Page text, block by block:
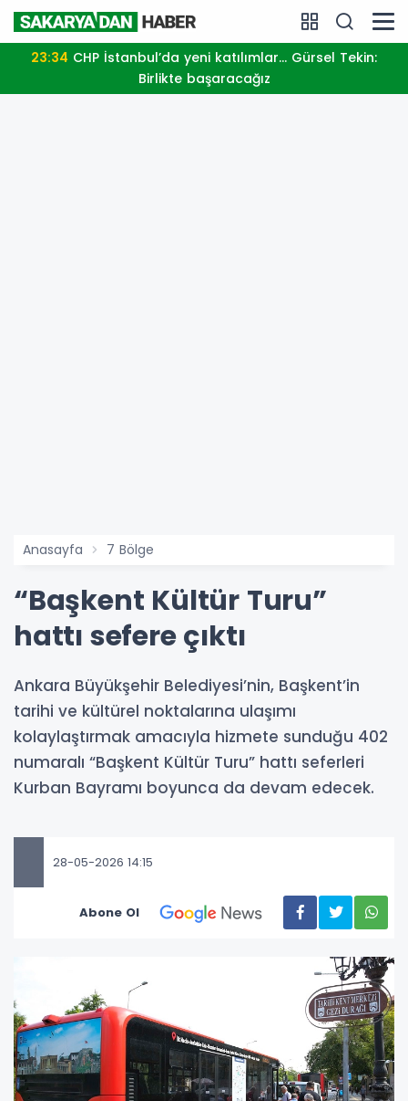
23:34
Birlikte başaracağız
Anasayfa 7 Bölge
“Başkent Kültür Turu”
hattı sefere çıktı
Ankara Büyükşehir Belediyesi’nin, Başkent’in
tarihi ve kültürel noktalarına ulaşımı
kolaylaştırmak amacıyla hizmete sunduğu 402
numaralı “Başkent Kültür Turu” hattı seferleri
Kurban Bayramı boyunca da devam edecek.
28-05-2026 14:15
Abone Ol